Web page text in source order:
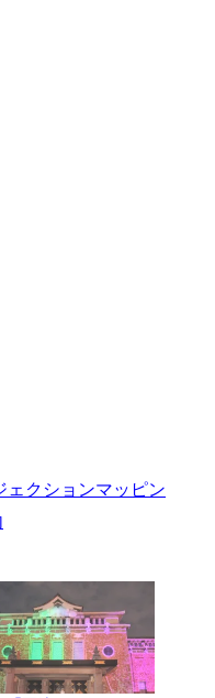
ェクションマッピン